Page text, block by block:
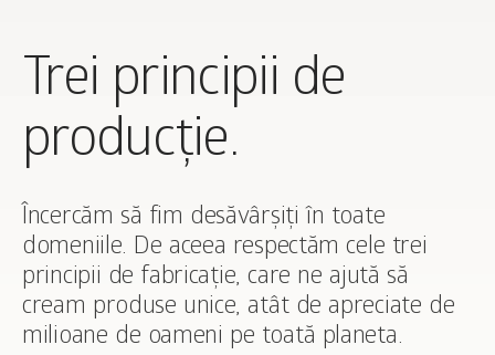
Trei principii de
producție.
Încercăm să fim desăvârșiți în toate
domeniile. De aceea respectăm cele trei
principii de fabricație, care ne ajută să
cream produse unice, atât de apreciate de
milioane de oameni pe toată planeta.